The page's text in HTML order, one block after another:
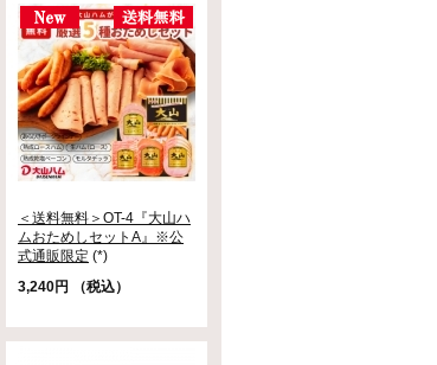
＜送料無料＞OT-4『大山ハ
ムおためしセットA』※公
式通販限定 (*)
3,240円 （税込）